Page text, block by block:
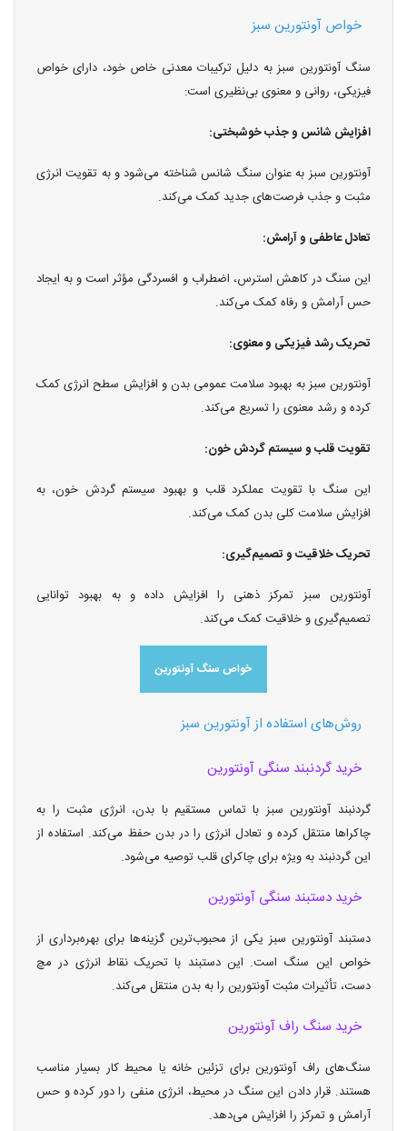
خواص آونتورین سبز
سنگ آونتورین سبز به دلیل ترکیبات معدنی خاص خود، دارای خواص
فیزیکی، روانی و معنوی بی‌نظیری است:
افزایش شانس و جذب خوشبختی:
آونتورین سبز به عنوان سنگ شانس شناخته می‌شود و به تقویت انرژی
مثبت و جذب فرصت‌های جدید کمک می‌کند.
تعادل عاطفی و آرامش:
این سنگ در کاهش استرس، اضطراب و افسردگی مؤثر است و به ایجاد
حس آرامش و رفاه کمک می‌کند.
تحریک رشد فیزیکی و معنوی:
آونتورین سبز به بهبود سلامت عمومی بدن و افزایش سطح انرژی کمک
کرده و رشد معنوی را تسریع می‌کند.
تقویت قلب و سیستم گردش خون:
این سنگ با تقویت عملکرد قلب و بهبود سیستم گردش خون، به
افزایش سلامت کلی بدن کمک می‌کند.
تحریک خلاقیت و تصمیم‌گیری:
آونتورین سبز تمرکز ذهنی را افزایش داده و به بهبود توانایی
تصمیم‌گیری و خلاقیت کمک می‌کند.
خواص سنگ آونتورین
روش‌های استفاده از آونتورین سبز
خرید گردنبند سنگی آونتورین
گردنبند آونتورین سبز با تماس مستقیم با بدن، انرژی مثبت را به
چاکراها منتقل کرده و تعادل انرژی را در بدن حفظ می‌کند. استفاده از
این گردنبند به ویژه برای چاکرای قلب توصیه می‌شود.
خرید دستبند سنگی آونتورین
دستبند آونتورین سبز یکی از محبوب‌ترین گزینه‌ها برای بهره‌برداری از
خواص این سنگ است. این دستبند با تحریک نقاط انرژی در مچ
دست، تأثیرات مثبت آونتورین را به بدن منتقل می‌کند.
خرید سنگ راف آونتورین
سنگ‌های راف آونتورین برای تزئین خانه یا محیط کار بسیار مناسب
هستند. قرار دادن این سنگ در محیط، انرژی منفی را دور کرده و حس
آرامش و تمرکز را افزایش می‌دهد.